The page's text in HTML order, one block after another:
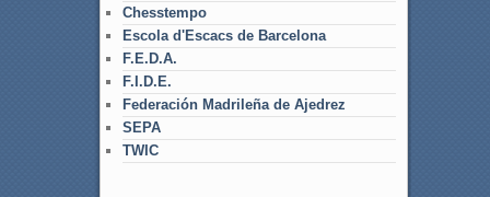
Chesstempo
Escola d'Escacs de Barcelona
F.E.D.A.
F.I.D.E.
Federación Madrileña de Ajedrez
SEPA
TWIC